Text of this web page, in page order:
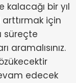
kalacağı bir yıl
için
süreçte
aramalısınız.
edecek